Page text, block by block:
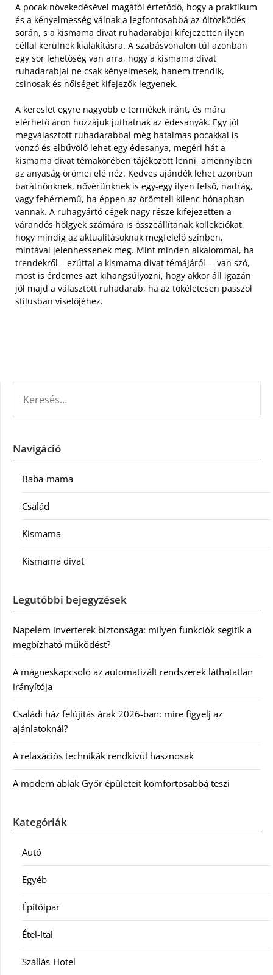
A pocak növekedésével magától értetődő, hogy a praktikum
és a kényelmesség válnak a legfontosabbá az öltözködés
során, s a kismama divat ruhadarabjai kifejezetten ilyen
céllal kerülnek kialakításra. A szabásvonalon túl azonban
egy sor lehetőség van arra, hogy a kismama divat
ruhadarabjai ne csak kényelmesek, hanem trendik,
csinosak és nőiséget kifejezők legyenek.
A kereslet egyre nagyobb e termékek iránt, és mára
elérhető áron hozzájuk juthatnak az édesanyák. Egy jól
megválasztott ruhadarabbal még hatalmas pocakkal is
vonzó és elbűvölő lehet egy édesanya, megéri hát a
kismama divat témakörében tájékozott lenni, amennyiben
az anyaság örömei elé néz. Kedves ajándék lehet azonban
barátnőnknek, nővérünknek is egy-egy ilyen felső, nadrág,
vagy fehérnemű, ha éppen az örömteli kilenc hónapban
vannak. A ruhagyártó cégek nagy része kifejezetten a
várandós hölgyek számára is összeállítanak kollekciókat,
hogy mindig az aktualitásoknak megfelelő színben,
mintával jelenhessenek meg. Mint minden alkalommal, ha
trendekről – ezúttal a kismama divat témájáról – van szó,
most is érdemes azt kihangsúlyozni, hogy akkor áll igazán
jól majd a választott ruhadarab, ha az tökéletesen passzol
stílusban viselőjéhez.
Navigáció
Baba-mama
Család
Kismama
Kismama divat
Legutóbbi bejegyzések
Napelem inverterek biztonsága: milyen funkciók segítik a
megbízható működést?
A mágneskapcsoló az automatizált rendszerek láthatatlan
irányítója
Családi ház felújítás árak 2026-ban: mire figyelj az
ajánlatoknál?
A relaxációs technikák rendkívül hasznosak
A modern ablak Győr épületeit komfortosabbá teszi
Kategóriák
Autó
Egyéb
Építőipar
Étel-Ital
Szállás-Hotel